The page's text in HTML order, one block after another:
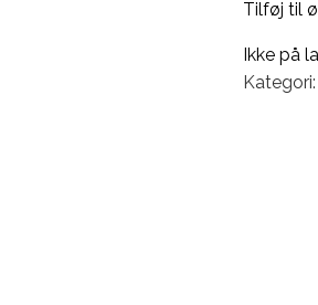
Tilføj til
Ikke på
Kategori: